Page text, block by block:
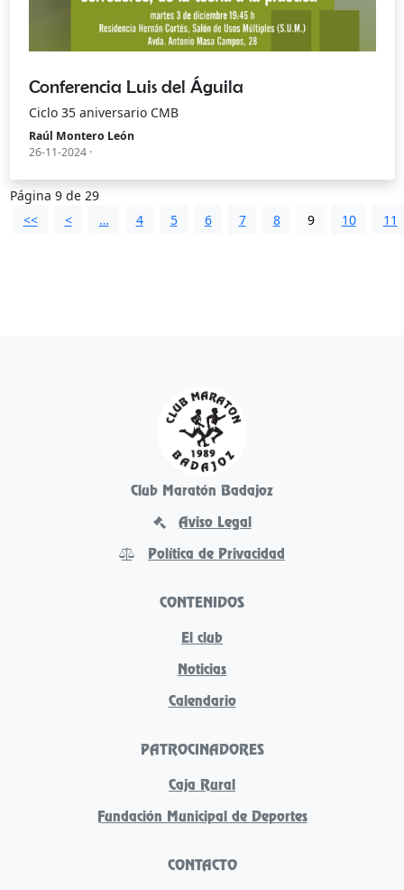
Conferencia Luis del Águila
Ciclo 35 aniversario CMB
Raúl Montero León
26-11-2024 ·
Página 9 de 29
<<
< … 4 5 6 7 8 9 10 11
Club Maratón Badajoz
Aviso Legal
Política de Privacidad
CONTENIDOS
El club
Noticias
Calendario
PATROCINADORES
Caja Rural
Fundación Municipal de Deportes
CONTACTO